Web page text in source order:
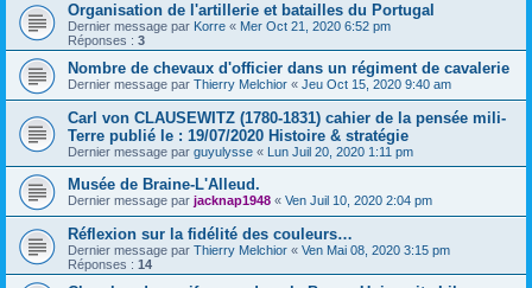
Organisation de l'artillerie et batailles du Portugal
Dernier message par Korre « Mer Oct 21, 2020 6:52 pm
Réponses : 3
Nombre de chevaux d'officier dans un régiment de cavalerie
Dernier message par Thierry Melchior « Jeu Oct 15, 2020 9:40 am
Carl von CLAUSEWITZ (1780-1831) cahier de la pensée mili-
Terre publié le : 19/07/2020 Histoire & stratégie
Dernier message par guyulysse « Lun Juil 20, 2020 1:11 pm
Musée de Braine-L'Alleud.
Dernier message par jacknap1948 « Ven Juil 10, 2020 2:04 pm
Réflexion sur la fidélité des couleurs…
Dernier message par Thierry Melchior « Ven Mai 08, 2020 3:15 pm
Réponses : 14